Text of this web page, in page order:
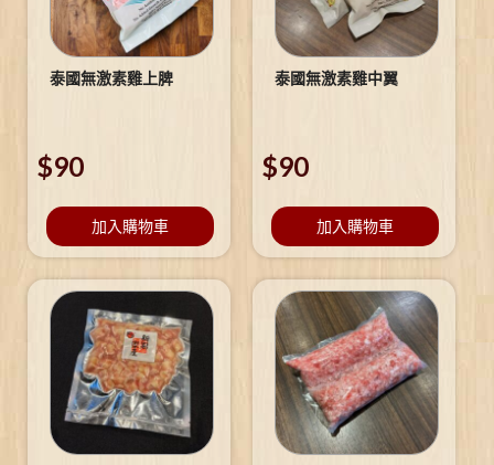
泰國無激素雞上脾
$90
加入購物車
泰國無激素雞中翼
$90
加入購物車